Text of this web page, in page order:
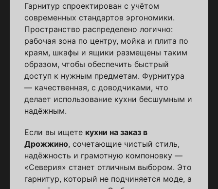
Гарнитур спроектирован с учётом
современных стандартов эргономики.
Пространство распределено логично:
рабочая зона по центру, мойка и плита по
краям, шкафы и ящики размещены таким
образом, чтобы обеспечить быстрый
доступ к нужным предметам. Фурнитура
— качественная, с доводчиками, что
делает использование кухни бесшумным и
надёжным.
Если вы ищете кухни на заказ в
Дрожжино, сочетающие чистый стиль,
надёжность и грамотную компоновку —
«Северия» станет отличным выбором. Это
гарнитур, который не подчиняется моде, а